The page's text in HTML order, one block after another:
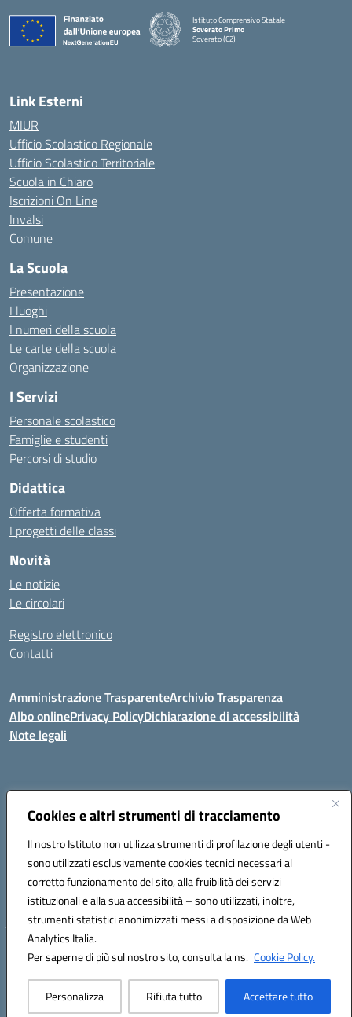
Cookies e altri strumenti di tracciamento
Il nostro Istituto non utilizza strumenti di profilazione degli utenti -
sono utilizzati esclusivamente cookies tecnici necessari al
corretto funzionamento del sito, alla fruibilità dei servizi
istituzionali e alla sua accessibilità – sono utilizzati, inoltre,
strumenti statistici anonimizzati messi a disposizione da Web
Analytics Italia.
Per saperne di più sul nostro sito, consulta la ns. Cookie Policy.
Personalizza Rifiuta tutto Accettare tutto
Istituto Comprensivo Statale
Soverato Primo
Soverato (CZ)
Link Esterni
MIUR
Ufficio Scolastico Regionale
Ufficio Scolastico Territoriale
Scuola in Chiaro
Iscrizioni On Line
Invalsi
Comune
La Scuola
Presentazione
I luoghi
I numeri della scuola
Le carte della scuola
Organizzazione
I Servizi
Personale scolastico
Famiglie e studenti
Percorsi di studio
Didattica
Offerta formativa
I progetti delle classi
Novità
Le notizie
Le circolari
Registro elettronico
Contatti
Amministrazione TrasparenteArchivio Trasparenza
Albo onlinePrivacy PolicyDichiarazione di accessibilità
Note legali
Indirizzo:
Centralino:096721161 Email:czic869004@istruzione.it
Codice fiscale: 84000710792
Codice meccanografico:
CZIC869004
Codice unico di fatturazione (CUF): UFKGA0
Hosting & Powered by 3D Solution S.r.l.
Concept & Design by Designers Italia